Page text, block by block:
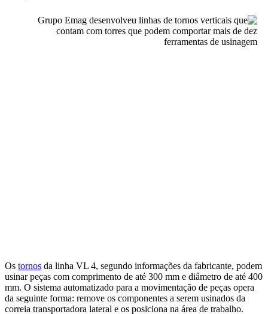
Os tornos da linha VL 4, segundo informações da fabricante, podem
usinar peças com comprimento de até 300 mm e diâmetro de até 400
mm. O sistema automatizado para a movimentação de peças opera
da seguinte forma: remove os componentes a serem usinados da
correia transportadora lateral e os posiciona na área de trabalho.